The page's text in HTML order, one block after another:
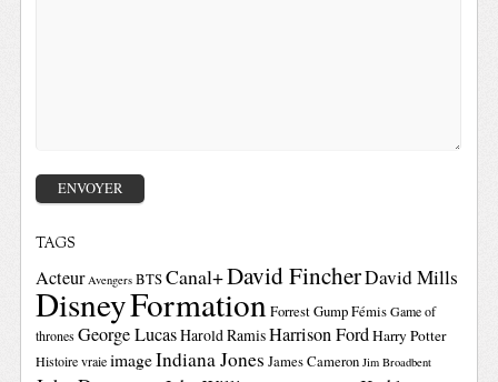
TAGS
Acteur Avengers BTSCanal+David FincherDavid Mills
DisneyFormationForrest GumpFémis Game of
thrones George LucasHarold RamisHarrison FordHarry Potter
Histoire vraie imageIndiana Jones James Cameron Jim Broadbent